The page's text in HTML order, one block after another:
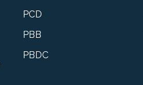
PCD
PBB
PBDC